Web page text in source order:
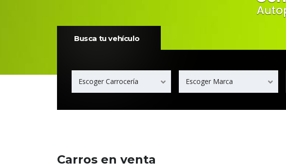
Busca tu vehículo
Escoger Carrocería Escoger Marca
Carros en venta